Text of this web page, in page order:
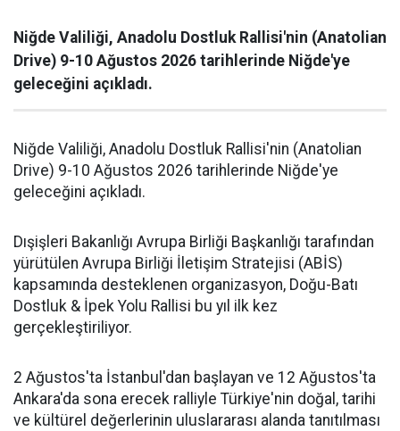
Niğde Valiliği, Anadolu Dostluk Rallisi'nin (Anatolian
Drive) 9-10 Ağustos 2026 tarihlerinde Niğde'ye
geleceğini açıkladı.
Niğde Valiliği, Anadolu Dostluk Rallisi'nin (Anatolian
Drive) 9-10 Ağustos 2026 tarihlerinde Niğde'ye
geleceğini açıkladı.
Dışişleri Bakanlığı Avrupa Birliği Başkanlığı tarafından
yürütülen Avrupa Birliği İletişim Stratejisi (ABİS)
kapsamında desteklenen organizasyon, Doğu-Batı
Dostluk & İpek Yolu Rallisi bu yıl ilk kez
gerçekleştiriliyor.
2 Ağustos'ta İstanbul'dan başlayan ve 12 Ağustos'ta
Ankara'da sona erecek ralliyle Türkiye'nin doğal, tarihi
ve kültürel değerlerinin uluslararası alanda tanıtılması